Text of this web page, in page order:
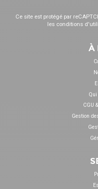
Ce site est protégé par
les conditions
À
Qui
CGU
Gestion